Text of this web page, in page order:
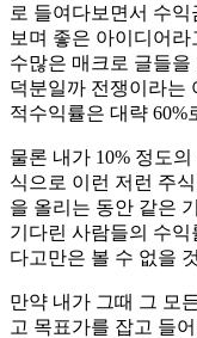
로 들여다보면서 수
보며 좋은 아이디어
수많은 매크로 글들
덕분일까 전쟁이라는
적수익률은 대략 60%
물론 내가 10% 정도
식으로 이런 저런 주
을 올리는 동안 같은
기다린 사람들의 수익
다고만은 볼 수 없을
만약 내가 그때 그 모
고 목표가를 잡고 들